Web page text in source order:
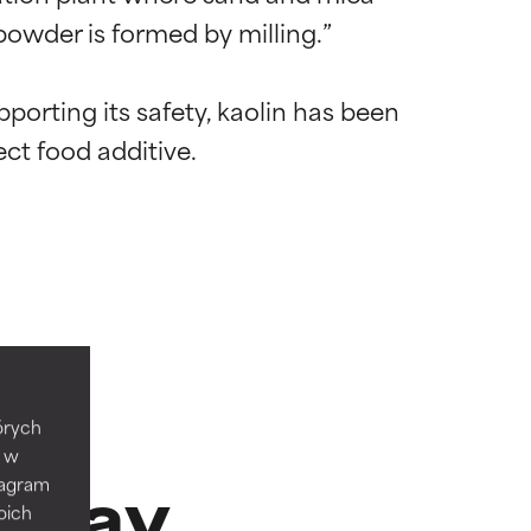
w
is formed by milling.”
its safety, kaolin has been